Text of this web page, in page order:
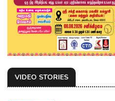
VIDEO STORIES